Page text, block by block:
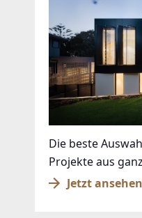
Die beste
Projekte aus
Jetzt ansehen